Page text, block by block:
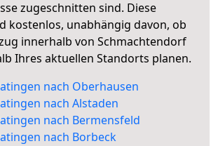
zugeschnitten sind. Diese
kostenlos, unabhängig davon, ob
innerhalb von Schmachtendorf
Ihres aktuellen Standorts planen.
nach Oberhausen
nach Alstaden
nach Bermensfeld
nach Borbeck